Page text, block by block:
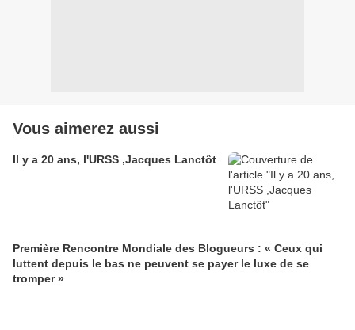
Vous aimerez aussi
Il y a 20 ans, l'URSS ,Jacques Lanctôt
Première Rencontre Mondiale des Blogueurs : « Ceux qui
luttent depuis le bas ne peuvent se payer le luxe de se
tromper »